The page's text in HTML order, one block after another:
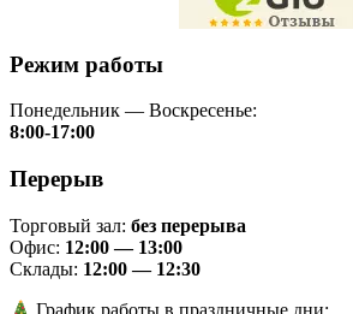
Режим работы
Понедельник — Воскресенье:
8:00-17:00
Перерыв
Торговый зал: без перерыва
Офис: 12:00 — 13:00
Склады: 12:00 — 12:30
График работы в праздничные дни: